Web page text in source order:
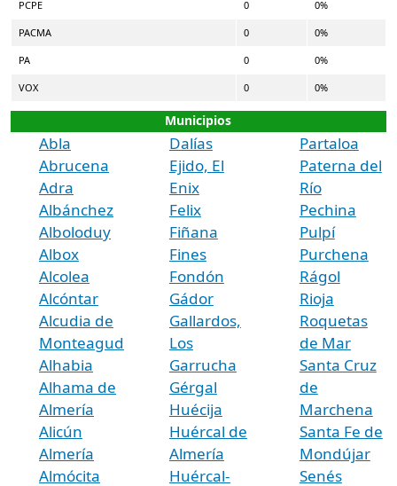
PCPE 0 0%
PACMA 0 0%
PA 0 0%
VOX 0 0%
Municipios
Abla
Abrucena
Adra
Albánchez
Alboloduy
Albox
Alcolea
Alcóntar
Alcudia de
Monteagud
Alhabia
Alhama de
Almería
Alicún
Almería
Almócita
Dalías
Ejido, El
Enix
Felix
Fiñana
Fines
Fondón
Gádor
Gallardos,
Los
Garrucha
Gérgal
Huécija
Huércal de
Almería
Huércal-
Partaloa
Paterna del
Río
Pechina
Pulpí
Purchena
Rágol
Rioja
Roquetas
de Mar
Santa Cruz
de
Marchena
Santa Fe de
Mondújar
Senés